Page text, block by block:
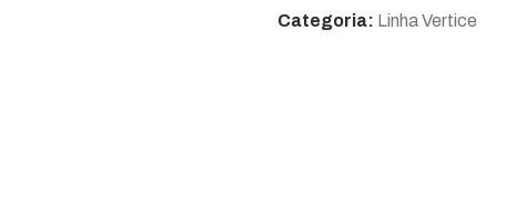
Categoria: Linha Vertice